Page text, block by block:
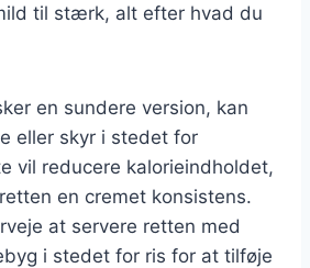
til stærk, alt efter hvad du
en sundere version, kan
eller skyr i stedet for
vil reducere kalorieindholdet,
en cremet konsistens.
at servere retten med
i stedet for ris for at tilføje